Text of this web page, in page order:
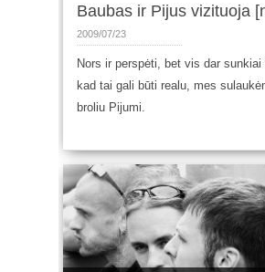
Baubas ir Pijus vizituoja
2009/07/23
Nors ir perspėti, bet vis dar sunkiai
kad tai gali būti realu, mes
broliu Pijumi.